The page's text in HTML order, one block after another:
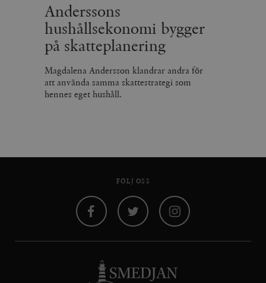
Anderssons
hushållsekonomi bygger
på skatteplanering
Magdalena Andersson klandrar andra för
att använda samma skattestrategi som
hennes eget hushåll.
FÖLJ OSS